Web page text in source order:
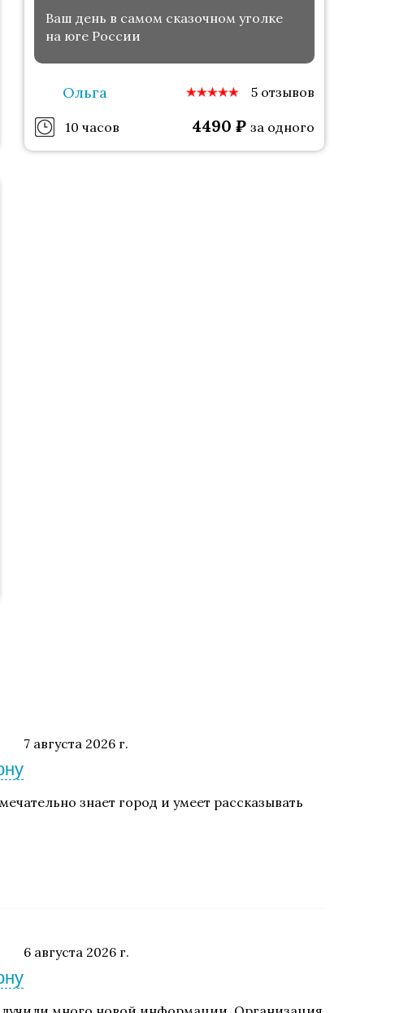
Ваш день в самом сказочном уголке
на юге России
Ольга 5 отзывов
10 часов 4490 ₽ за одного
7 августа 2026 г.
знает город и умеет рассказывать
6 августа 2026 г.